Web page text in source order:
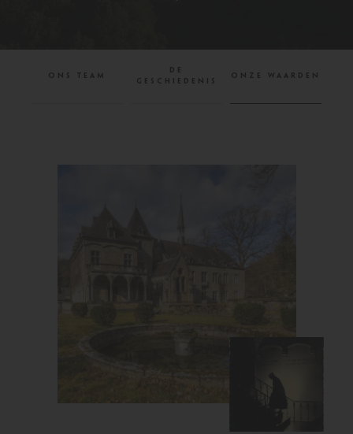
ONS TEAM
DE
GESCHIEDENIS
ONZE WAARDEN